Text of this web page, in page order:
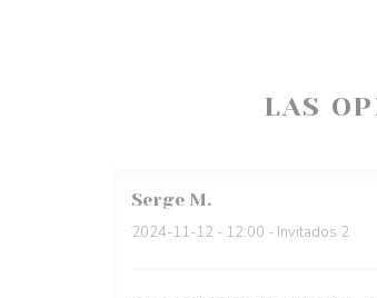
LAS
Serge M
2024-11-12 - 12:00 - Invitados 2